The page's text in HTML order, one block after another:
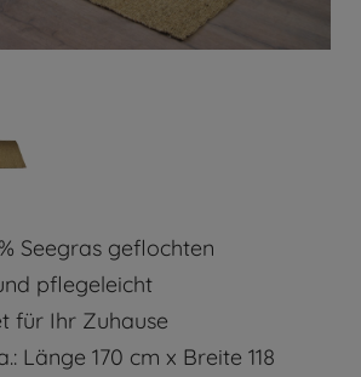
Seegras geflochten
pflegeleicht
für Ihr Zuhause
Länge 170 cm x Breite 118